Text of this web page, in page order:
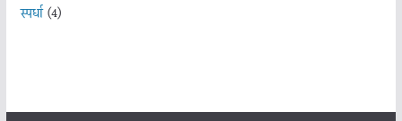
स्पर्धा(4)